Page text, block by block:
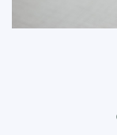
Институт
Скидки на